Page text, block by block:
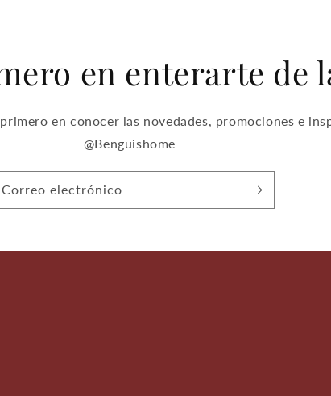
en enterarte de
en conocer las novedades, promociones e
@Benguishome
Correo electrónico